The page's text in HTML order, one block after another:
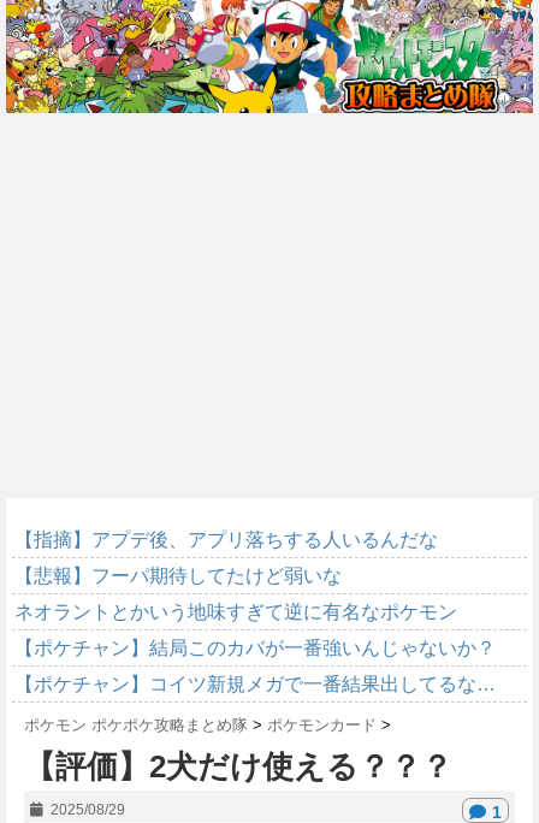
【指摘】アプデ後、アプリ落ちする人いるんだな
【悲報】フーパ期待してたけど弱いな
ネオラントとかいう地味すぎて逆に有名なポケモン
【ポケチャン】結局このカバが一番強いんじゃないか？
【ポケチャン】コイツ新規メガで一番結果出してるな…
ポケモン ポケポケ攻略まとめ隊 > ポケモンカード >
【評価】2犬だけ使える？？？
2025/08/29 1